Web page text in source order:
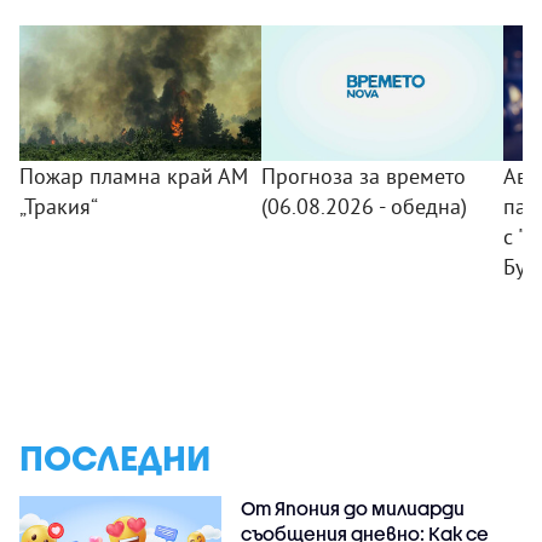
Пожар пламна край АМ
„Тракия“
Прогноза за времето
(06.08.2026 - обедна)
с
ПОСЛЕДНИ
От Япония до милиарди
съобщения дневно: Как се